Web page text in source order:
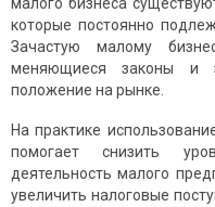
которые постоянно
Зачастую малому
меняющиеся законы и
положение на рынке.
На практике
помогает снизить
деятельность малого
увеличить налоговые